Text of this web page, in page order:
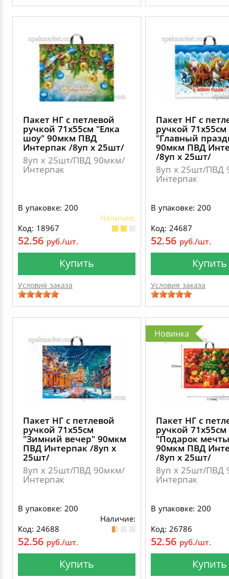
Пакет НГ с петлевой
ручкой 71х55см "Елка
шоу" 90мкм ПВД
Интерпак /8уп х 25шт/
8уп х 25шт/ПВД 90мкм/
Интерпак
В упаковке: 200
Наличие:
Код: 18967
52.56 руб./шт.
Купить
Условия заказа
Пакет НГ с
ручкой 71х55см
"Главный
90мкм ПВД
/8уп х 25шт/
8уп х 25шт/ПВД
Интерпак
В упаковке: 200
Код: 24687
52.56 руб./шт.
Купить
Условия заказа
Пакет НГ с петлевой
ручкой 71х55см
"Зимний вечер" 90мкм
ПВД Интерпак /8уп х
25шт/
8уп х 25шт/ПВД 90мкм/
Интерпак
В упаковке: 200
Наличие:
Код: 24688
52.56 руб./шт.
Купить
Новинка
Пакет НГ с
ручкой 71х55см
"Подарок
90мкм ПВД
/8уп х 25шт/
8уп х 25шт/ПВД
Интерпак
В упаковке: 200
Код: 26786
52.56 руб./шт.
Купить